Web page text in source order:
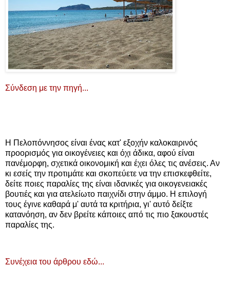
Σύνδεση με την πηγή...
Η Πελοπόννησος είναι ένας κατ' εξοχήν καλοκαιρινός
προορισμός για οικογένειες και όχι άδικα, αφού είναι
πανέμορφη, σχετικά οικονομική και έχει όλες τις ανέσεις. Αν
κι εσείς την προτιμάτε και σκοπεύετε να την επισκεφθείτε,
δείτε ποιες παραλίες της είναι ιδανικές για οικογενειακές
βουτιές και για ατελείωτο παιχνίδι στην άμμο. Η επιλογή
τους έγινε καθαρά μ' αυτά τα κριτήρια, γι' αυτό δείξτε
κατανόηση, αν δεν βρείτε κάποιες από τις πιο ξακουστές
παραλίες της.
Συνέχεια του άρθρου εδώ...